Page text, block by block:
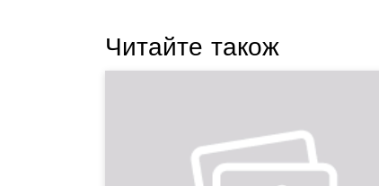
Читайте також